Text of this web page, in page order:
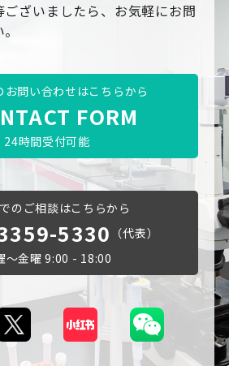
ざいましたら、お気軽にお問
お問い合わせはこちらから
FORM
24時間受付可能
のご相談はこちらから
5330 （代表）
～金曜 9:00 - 18:00